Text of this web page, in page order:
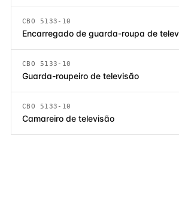
CBO 5133-10
Encarregado de guarda-roupa de
CBO 5133-10
Guarda-roupeiro de televisão
CBO 5133-10
Camareiro de televisão